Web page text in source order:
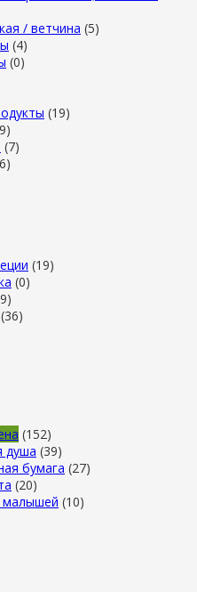
/ ветчина (5)
(4)
(0)
(19)
(7)
(19)
(0)
(36)
(152)
душа (39)
бумага (27)
(20)
малышей (10)